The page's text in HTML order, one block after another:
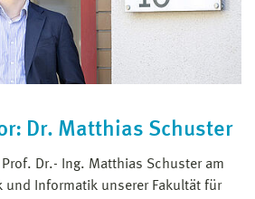
Dr. Matthias Schuster
Dr.- Ing. Matthias Schuster am
und Informatik unserer Fakultät für